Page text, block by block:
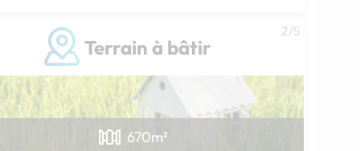
Terrain à bâtir
2/5
670m²